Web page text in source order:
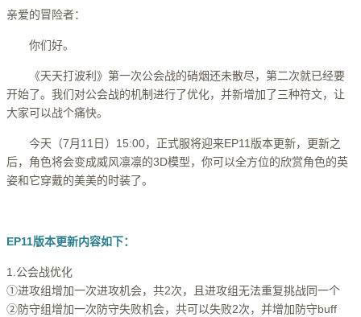
亲爱的冒险者：
你们好。
《天天打波利》第一次公会战的硝烟还未散尽，第二次就已经要
开始了。我们对公会战的机制进行了优化，并新增加了三种符文，让
大家可以战个痛快。
今天（7月11日）15:00，正式服将迎来EP11版本更新，更新之
后，角色将会变成威风凛凛的3D模型，你可以全方位的欣赏角色的英
姿和它穿戴的美美的时装了。
EP11版本更新内容如下：
1.公会战优化
①进攻组增加一次进攻机会，共2次，且进攻组无法重复挑战同一个
②防守组增加一次防守失败机会，共可以失败2次，并增加防守buff